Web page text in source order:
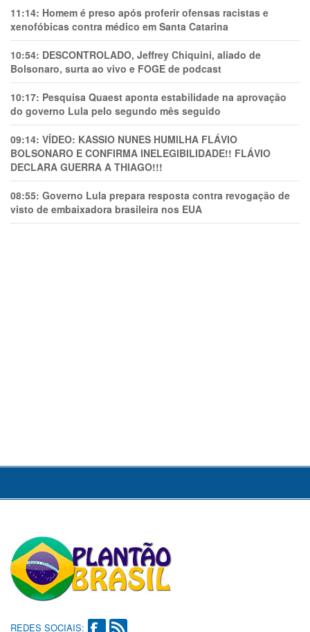
11:14: Homem é preso após proferir ofensas racistas e
xenofóbicas contra médico em Santa Catarina
10:54: DESCONTROLADO, Jeffrey Chiquini, aliado de
Bolsonaro, surta ao vivo e FOGE de podcast
10:17: Pesquisa Quaest aponta estabilidade na aprovação
do governo Lula pelo segundo mês seguido
09:14: VÍDEO: KASSIO NUNES HUMlLHA FLÁVIO
BOLSONARO E CONFIRMA INELEGIBILIDADE!! FLÁVIO
DECLARA GUERRA A THIAGO!!!
08:55: Governo Lula prepara resposta contra revogação de
visto de embaixadora brasileira nos EUA
REDES SOCIAIS: